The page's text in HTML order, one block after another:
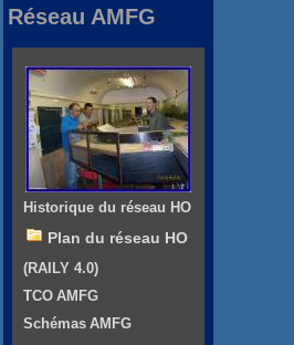
Réseau AMFG
Historique du réseau HO
Plan du réseau HO
(RAILY 4.0)
TCO AMFG
Schémas AMFG